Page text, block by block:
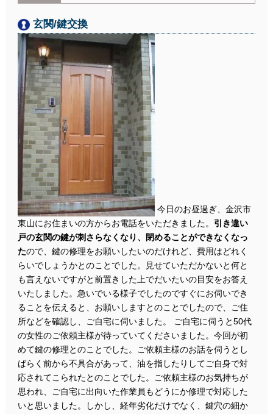
玄関/鍵交換
今日のお昼過ぎ、金沢市
東山にお住まいの方からお電話をいただきました。 引き違い
戸の玄関の鍵が刺さらなくなり、閉めることができなくなっ
たので、鍵の修理をお願いしたいのだけれど、費用はどれく
らいでしょうかとのことでした。見せていただかないと何と
も言えないですがと前置きした上でだいたいの目安をお答え
いたしました。急いでいる様子でしたのですぐにお伺いでき
ることを伝えると、お願いしますとのことでしたので、ご住
所などを確認し、ご自宅に伺いました。 ご自宅に伺うと50代
の女性のご依頼主様が待っていてくださいました。今回が初
めて鍵の修理とのことでした。ご依頼主様のお話を伺うとし
ばらく前から不具合があって、油を指したりしてご自身で対
応されてこられたとのことでした。ご依頼主様のお気持ちが
思われ、ご自宅に出向いた作業員もどうにか修理で対応した
いと思いました。しかし、経年劣化だけでなく、鍵穴の細か